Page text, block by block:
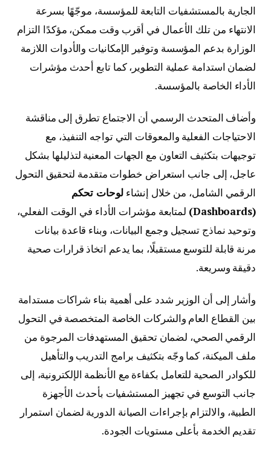
الجارية بالمستشفيات التابعة للمؤسسة، موجّهًا بسرعة
الانتهاء من تلك الأعمال في أقرب وقت ممكن، مؤكدًا التزام
الوزارة بدعم المؤسسة وتوفير الإمكانيات والأدوات اللازمة
لضمان استدامة عملية التطوير، كما تابع أحدث مؤشرات
الأداء الخاصة بالمؤسسة.
وأضاف المتحدث الرسمي أن الاجتماع تطرق إلى مناقشة
الاحتياجات الفعلية والمعوقات التي تواجه التنفيذ، مع
توجيهات بتكثيف التعاون مع الجهات المعنية لتذليلها بشكل
عاجل، إلى جانب استعراض خطوات متقدمة لتحقيق التحول
الرقمي الشامل، من خلال إنشاء لوحات تحكم
(Dashboards)
لمتابعة مؤشرات الأداء في الوقت الفعلي،
وتوحيد نماذج تسجيل وجمع البيانات، وبناء قاعدة بيانات
مرنة قابلة للتوسع مستقبلًا، بما يدعم اتخاذ قرارات صحية
دقيقة وسريعة.
وأشار إلى أن الوزير شدد على أهمية بناء شراكات مستدامة
بين القطاع العام والشركات الخاصة المتخصصة في التحول
الرقمي الصحي، لضمان تحقيق المستهدفات المرجوة من
ملف الميكنة، كما وجّه بتكثيف برامج التدريب والتأهيل
للكوادر الصحية للتعامل بكفاءة مع الأنظمة الإلكترونية، إلى
جانب التوسع في تجهيز المستشفيات بأحدث الأجهزة
الطبية، والالتزام بإجراءات الصيانة الدورية لضمان استمرار
تقديم الخدمة بأعلى مستويات الجودة.